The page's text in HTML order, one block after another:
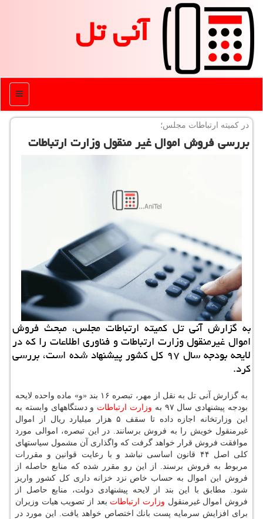
آنی تل
منو
در كمیته ارتباطات مجلس؛
بررسی فروش اموال غیر منقول وزارت ارتباطات
به گزارش آنی تل كمیته ارتباطات مجلس، مبحث فروش
اموال غیرمنقول وزارت ارتباطات و فناوری اطلاعات را كه در
لایحه بودجه سال ۹۷ كل كشور پیشنهاد شده است، بررسی
كرد.
به گزارش آنی تل به نقل از مهر، تبصره ۱۶ بند «و» ماده واحده لایحه
بودجه پیشنهادی سال ۹۷ به
وزارت ارتباطات و دستگاههای وابسته به
این وزارتخانه اجازه داده تا سقف ۵ هزار میلیارد ریال از اموال
غیرمنقول خویش را به فروش برسانند. در این تبصره، اموالی مورد
موافقت فروش قرار خواهد گرفت كه واگذاری آن مشمول سیاستهای
كلی اصل ۴۴ قانون اساسی نباشد و با رعایت قوانین و مقررات
مربوط به فروش برسند. از این رو مقرر شده كه منابع حاصله از
فروش این اموال به حساب خاص نزد خزانه داری كل كشور واریز
شود. مطابق با این بند از لایحه پیشنهادی دولت، منابع حاصل از
فروش اموال غیرمنقول وزارت ارتباطات بعد از تصویب هیات وزیران
برای افزایش سرمایه پست بانك اختصاص خواهد یافت. این مورد در